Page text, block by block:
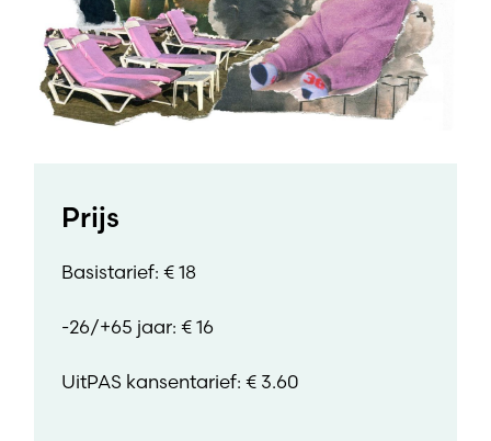
Prijs
Basistarief: € 18
-26/+65 jaar: € 16
UitPAS kansentarief: € 3.60